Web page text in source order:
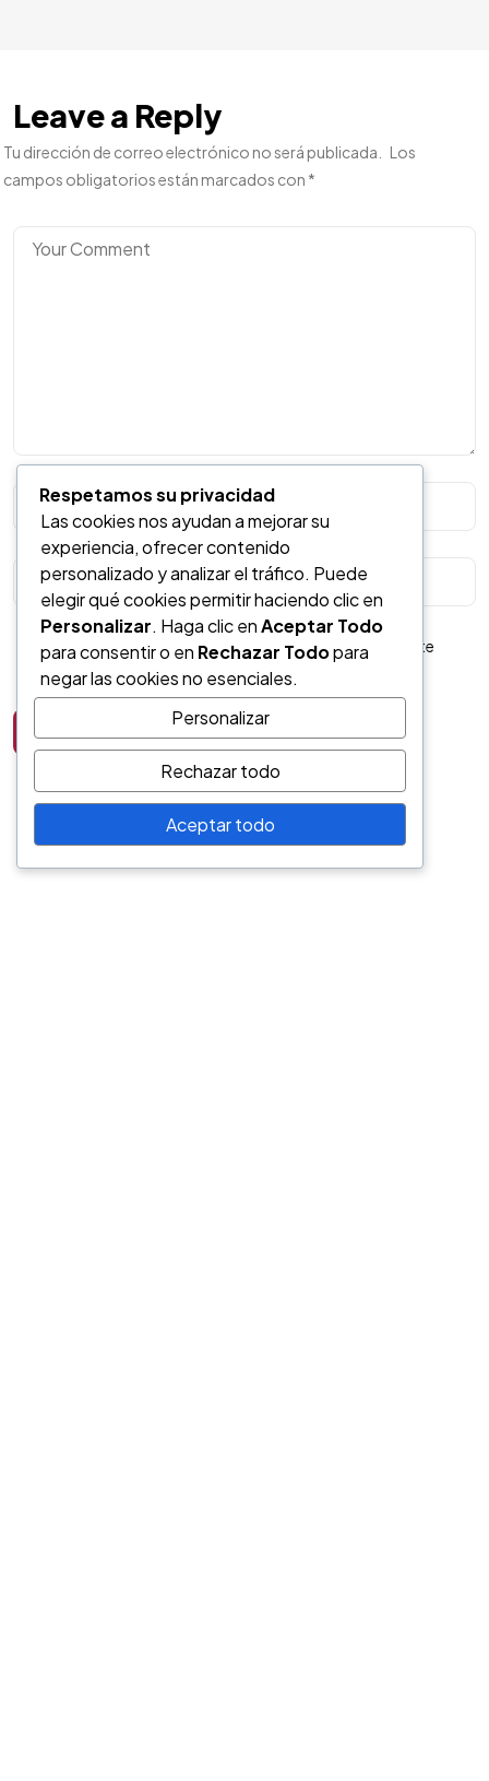
Leave a Reply
Tu dirección de correo electrónico no será publicada.
Los
campos obligatorios están marcados con *
Guarda mi nombre, correo electrónico y web en este
navegador para la próxima vez que comente.
Post Comment
¿Tienes un
PROYECTO?
Contáctanos
©2026 Gescol S.A.S. BIC, Todos los Derechos Reservados.
Bogotá, Colombia.
Respetamos su privacidad
Las cookies nos ayudan a mejorar su
experiencia, ofrecer contenido
personalizado y analizar el tráfico. Puede
elegir qué cookies permitir haciendo clic en
Personalizar. Haga clic enAceptar Todo
para consentir o en Rechazar Todopara
negar las cookies no esenciales.
Personalizar
Rechazar todo
Aceptar todo